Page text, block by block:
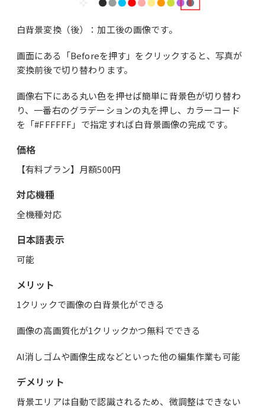
白背景変換（後）：加工後の画像です。
画面にある「Beforeを押す」をクリックすると、写真が
変換前後で切り替わります。
画像右下にある丸い色を押せば簡単に背景色が切り替わ
り、一番右のグラデーションの丸を押し、カラーコード
を「#FFFFFF」で指定すれば白背景画像の完成です。
価格
【有料プラン】月額500円
対応機種
全機種対応
日本語表示
可能
メリット
1クリックで画像の白背景化ができる
画像の高画質化が1クリックかつ無料でできる
AI消しゴムや画像生成などといった他の編集作業も可能
デメリット
背景エリアは自動で認識されるため、微調整はできない